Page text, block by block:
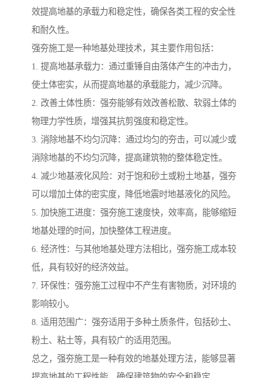
效提高地基的承载力和稳定性，确保各类工程的安全性
和耐久性。
强夯施工是一种地基处理技术，其主要作用包括：
1. 提高地基承载力：通过重锤自由落体产生的冲击力，
使土体密实，从而提高地基的承载能力，减少沉降。
2. 改善土体性质：强夯能够有效改善松散、软弱土体的
物理力学性质，增强其抗剪强度和稳定性。
3. 消除地基不均匀沉降：通过均匀的夯击，可以减少或
消除地基的不均匀沉降，提高建筑物的整体稳定性。
4. 减少地基液化风险：对于饱和砂土或粉土地基，强夯
可以增加土体的密实度，降低地震时地基液化的风险。
5. 加快施工进度：强夯施工速度快，效率高，能够缩短
地基处理的时间，加快整体工程进度。
6. 经济性：与其他地基处理方法相比，强夯施工成本较
低，具有较好的经济效益。
7. 环保性：强夯施工过程中不产生有害物质，对环境的
影响较小。
8. 适用范围广：强夯适用于多种土质条件，包括砂土、
粉土、粘土等，具有较广的适用范围。
总之，强夯施工是一种有效的地基处理方法，能够显著